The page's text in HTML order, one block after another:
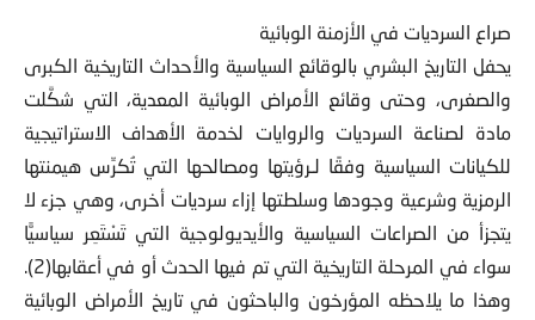
صراع السرديات في الأزمنة الوبائية
يحفل التاريخ البشري بالوقائع السياسية والأحداث التاريخية الكبرى
والصغرى، وحتى وقائع الأمراض الوبائية المعدية، التي شكَّلت
مادة لصناعة السرديات والروايات لخدمة الأهداف الاستراتيجية
للكيانات السياسية وفقًا لـرؤيتها ومصالحها التي تُكرِّس هيمنتها
الرمزية وشرعية وجودها وسلطتها إزاء سرديات أخرى، وهي جزء لا
يتجزأ من الصراعات السياسية والأيديولوجية التي تَسْتَعِر سياسيًّا
سواء في المرحلة التاريخية التي تم فيها الحدث أو في أعقابها(2).
وهذا ما يلاحظه المؤرخون والباحثون في تاريخ الأمراض الوبائية